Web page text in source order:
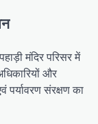
मंदिर परिसर में
और
पर्यावरण संरक्षण का